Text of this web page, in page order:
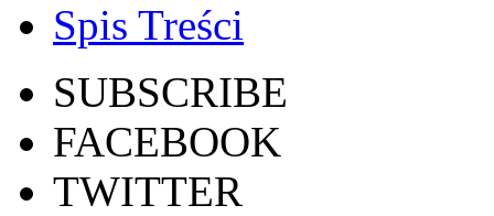
Spis Treści
SUBSCRIBE
FACEBOOK
TWITTER